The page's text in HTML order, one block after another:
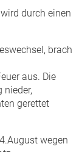
durch einen
brach
aus. Die
nieder,
gerettet
wegen